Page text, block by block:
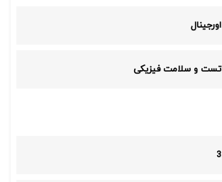
اورجینال
تست و سلامت فیزیکی
3